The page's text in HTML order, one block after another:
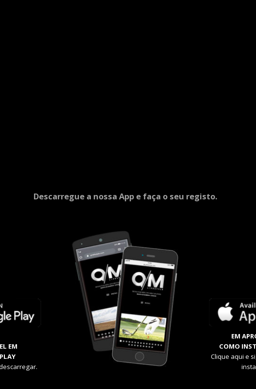
Descarregue a nossa App e faça o seu registo.
EM
EM
COMO
Clique aqui e